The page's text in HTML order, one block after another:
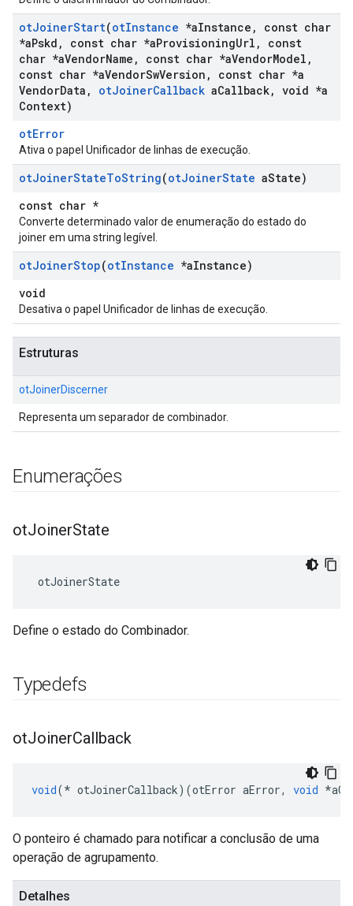
otJoinerStart(otInstance *aInstance ,
const char
*aPskd , const char *aProvisioningUrl ,
const
char *aVendorName , const char *aVendorModel ,
const char *aVendorSwVersion ,
const char *a
VendorData , otJoinerCallback aCallback, void *a
Context)
otError
Ativa o papel Unificador de linhas de execução.
otJoinerStateToString(otJoinerState aState)
const char *
Converte determinado valor de enumeração do estado do
joiner em uma string legível.
otJoinerStop(otInstance *aInstance)
void
Desativa o papel Unificador de linhas de execução.
Estruturas
otJoinerDiscerner
Representa um separador de combinador.
Enumerações
otJoinerState
otJoinerState
Define o estado do Combinador.
Typedefs
otJoinerCallback
void(* otJoinerCallback)(otError aError, void *
O ponteiro é chamado para notificar a conclusão de uma
operação de agrupamento.
Detalhes